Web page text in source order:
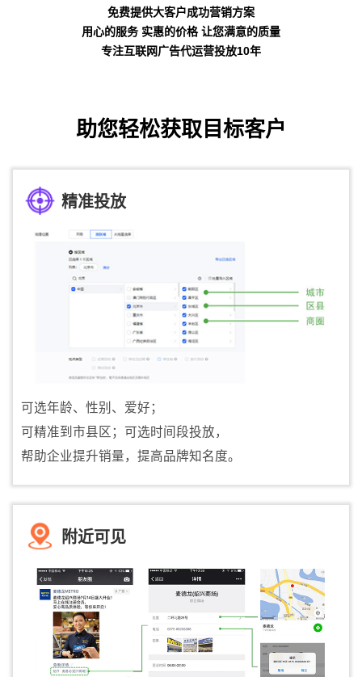
免费提供大客户成功营销方案
用心的服务 实惠的价格 让您满意的质量
专注互联网广告代运营投放10年
助您轻松获取目标客户
精准投放
可选年龄、性别、爱好；
可精准到市县区；可选时间段投放，
帮助企业提升销量，提高品牌知名度。
附近可见